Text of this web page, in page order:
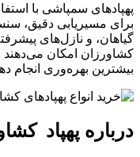
برای مسیریابی دقیق،
گیاهان، و نازل‌های
کشاورزان امکان می‌دهند
بیشترین بهره‌وری انجام
درباره پهپاد